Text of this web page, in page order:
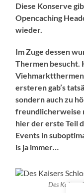
Diese Konserve
Opencaching
wieder.
Im Zuge dessen
Thermen besucht.
ersteren gab’s
sondern auch zu
freundlicherweise
hier der erste Teil
Events in
is ja immer…
Des Kaisers